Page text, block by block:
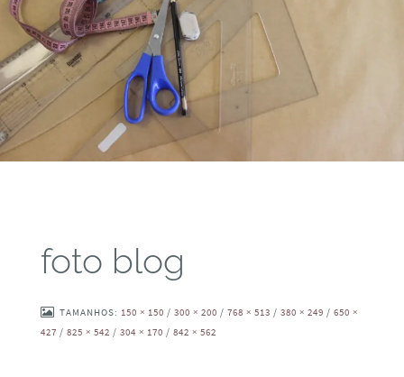
foto blog
TAMANHOS: 150 × 150 / 300 × 200 / 768 × 513 / 380 × 249 / 650 ×
427 / 825 × 542 / 304 × 170 / 842 × 562